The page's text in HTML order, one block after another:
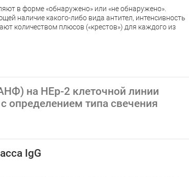
в форме «обнаружено» или «не обнаружено».
наличие какого-либо вида антител, интенсивность
количеством плюсов («крестов») для каждого из
на HEp-2 клеточной линии
определением типа свечения
IgG